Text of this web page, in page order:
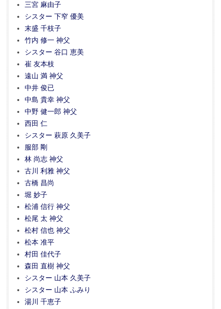
三宮 麻由子
シスター 下窄 優美
末盛 千枝子
竹内 修一 神父
シスター 谷口 恵美
崔 友本枝
遠山 満 神父
中井 俊已
中島 貴幸 神父
中野 健一郎 神父
西田 仁
シスター 萩原 久美子
服部 剛
林 尚志 神父
古川 利雅 神父
古橋 昌尚
堀 妙子
松浦 信行 神父
松尾 太 神父
松村 信也 神父
松本 准平
村田 佳代子
森田 直樹 神父
シスター 山本 久美子
シスター 山本 ふみり
湯川 千恵子